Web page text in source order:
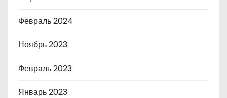
Февраль 2024
Ноябрь 2023
Февраль 2023
Январь 2023